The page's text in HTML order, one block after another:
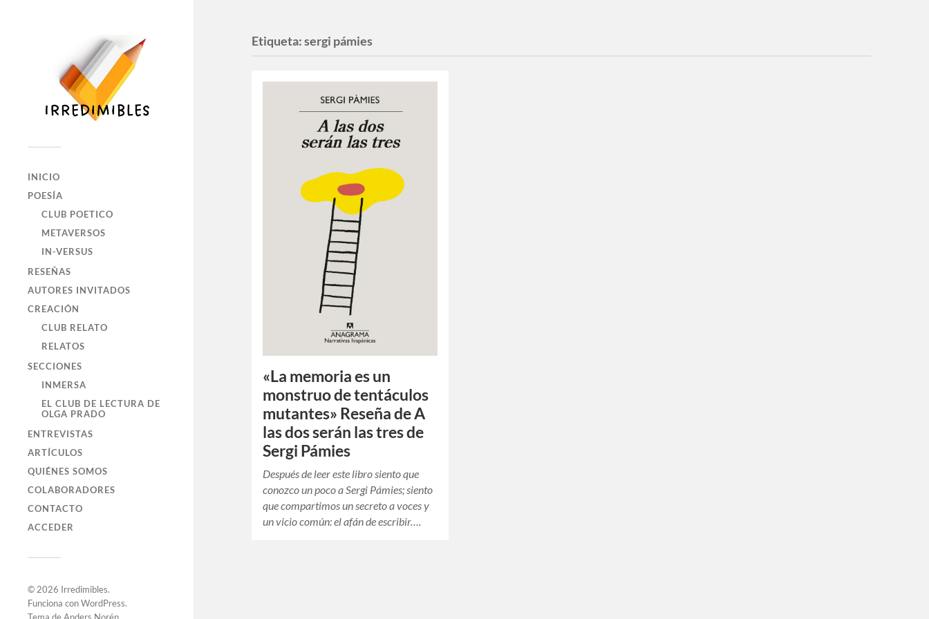
INICIO
POESÍA
CLUB POETICO
METAVERSOS
IN-VERSUS
RESEÑAS
AUTORES INVITADOS
CREACIÓN
CLUB RELATO
RELATOS
SECCIONES
INMERSA
EL CLUB DE LECTURA DE
OLGA PRADO
ENTREVISTAS
ARTÍCULOS
QUIÉNES SOMOS
COLABORADORES
CONTACTO
ACCEDER
© 2026 Irredimibles.
Funciona conWordPress.
Tema de Anders Norén
Etiqueta:sergi pámies
«La memoria es un
monstruo de tentáculos
mutantes» Reseña de A
las dos serán las tres de
Sergi Pámies
Después de leer este libro siento que
conozco un poco a Sergi Pámies; siento
que compartimos un secreto a voces y
un vicio común: el afán de escribir….